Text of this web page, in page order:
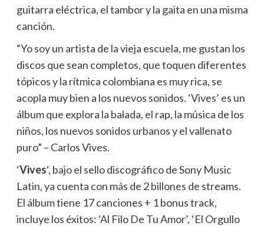
guitarra eléctrica, el tambor y la gaita en una misma
canción.
“Yo soy un artista de la vieja escuela, me gustan los
discos que sean completos, que toquen diferentes
tópicos y la rítmica colombiana es muy rica, se
acopla muy bien a los nuevos sonidos. ‘Vives’ es un
álbum que explora la balada, el rap, la música de los
niños, los nuevos sonidos urbanos y el vallenato
puro” – Carlos Vives.
‘Vives‘, bajo el sello discográfico de Sony Music
Latin, ya cuenta con más de 2 billones de streams.
El álbum tiene 17 canciones + 1 bonus track,
incluye los éxitos: ‘Al Filo De Tu Amor’, ‘El Orgullo